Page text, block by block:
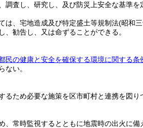
査し、研究し、及び防災上安全な基準を
は、宅地造成及び特定盛土等規制法(昭和
勧告し、又は命ずることができる。
民の健康と安全を確保する環境に関する条
ない。
るため必要な施策を区市町村と連携を図
、常時監視するとともに地震時の出火に